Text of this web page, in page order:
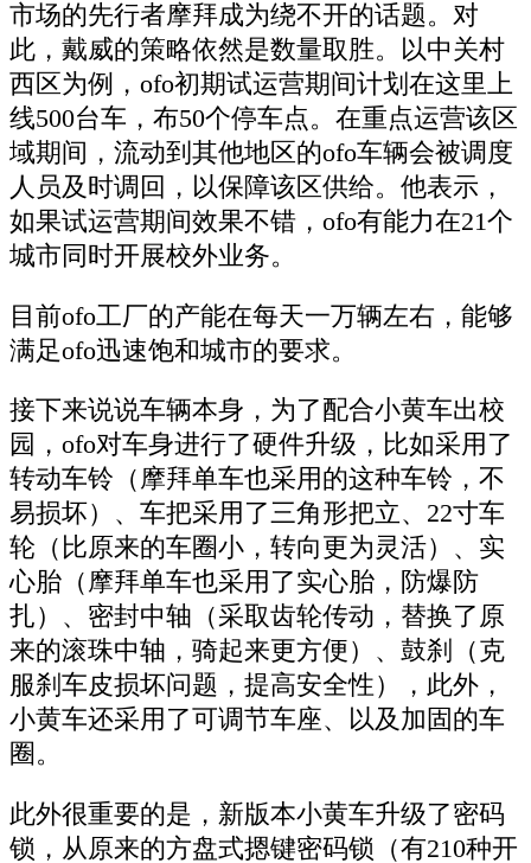
市场的先行者摩拜成为绕不开的话题。对
此，戴威的策略依然是数量取胜。以中关村
西区为例，ofo初期试运营期间计划在这里上
线500台车，布50个停车点。在重点运营该区
域期间，流动到其他地区的ofo车辆会被调度
人员及时调回，以保障该区供给。他表示，
如果试运营期间效果不错，ofo有能力在21个
城市同时开展校外业务。
目前ofo工厂的产能在每天一万辆左右，能够
满足ofo迅速饱和城市的要求。
接下来说说车辆本身，为了配合小黄车出校
园，ofo对车身进行了硬件升级，比如采用了
转动车铃（摩拜单车也采用的这种车铃，不
易损坏）、车把采用了三角形把立、22寸车
轮（比原来的车圈小，转向更为灵活）、实
心胎（摩拜单车也采用了实心胎，防爆防
扎）、密封中轴（采取齿轮传动，替换了原
来的滚珠中轴，骑起来更方便）、鼓刹（克
服刹车皮损坏问题，提高安全性），此外，
小黄车还采用了可调节车座、以及加固的车
圈。
此外很重要的是，新版本小黄车升级了密码
锁，从原来的方盘式摁键密码锁（有210种开